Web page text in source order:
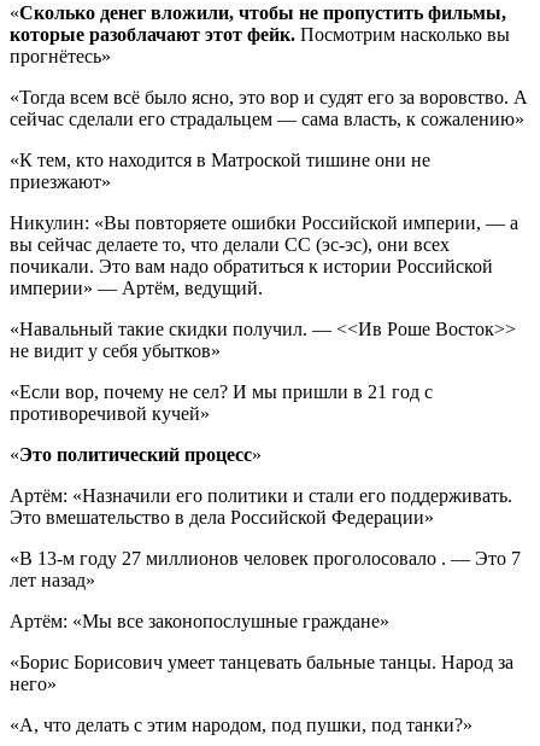
«Сколько денег вложили, чтобы не пропустить фильмы,
которые разоблачают этот фейк. Посмотрим насколько вы
прогнётесь»
«Тогда всем всё было ясно, это вор и судят его за воровство. А
сейчас сделали его страдальцем — сама власть, к сожалению»
«К тем, кто находится в Матроской тишине они не
приезжают»
Никулин: «Вы повторяете ошибки Российской империи, — а
вы сейчас делаете то, что делали СС (эс-эс), они всех
почикали. Это вам надо обратиться к истории Российской
империи» — Артём, ведущий.
«Навальный такие скидки получил. — <<Ив Роше Восток>>
не видит у себя убытков»
«Если вор, почему не сел? И мы пришли в 21 год с
противоречивой кучей»
«Это политический процесс»
Артём: «Назначили его политики и стали его поддерживать.
Это вмешательство в дела Российской Федерации»
«В 13-м году 27 миллионов человек проголосовало . — Это 7
лет назад»
Артём: «Мы все законопослушные граждане»
«Борис Борисович умеет танцевать бальные танцы. Народ за
него»
«А, что делать с этим народом, под пушки, под танки?»